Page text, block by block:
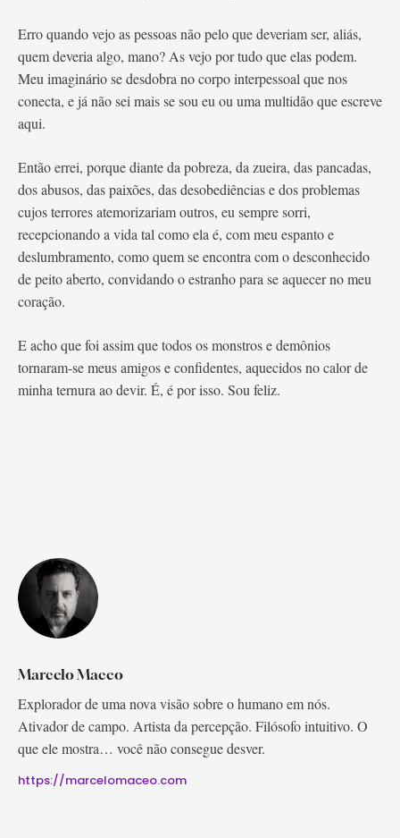
Erro quando vejo as pessoas não pelo que deveriam ser, aliás,
quem deveria algo, mano? As vejo por tudo que elas podem.
Meu imaginário se desdobra no corpo interpessoal que nos
conecta, e já não sei mais se sou eu ou uma multidão que escreve
aqui.
Então errei, porque diante da pobreza, da zueira, das pancadas,
dos abusos, das paixões, das desobediências e dos problemas
cujos terrores atemorizariam outros, eu sempre sorri,
recepcionando a vida tal como ela é, com meu espanto e
deslumbramento, como quem se encontra com o desconhecido
de peito aberto, convidando o estranho para se aquecer no meu
coração.
E acho que foi assim que todos os monstros e demônios
tornaram-se meus amigos e confidentes, aquecidos no calor de
minha ternura ao devir. É, é por isso. Sou feliz.
Marcelo Maceo
Explorador de uma nova visão sobre o humano em nós.
Ativador de campo. Artista da percepção. Filósofo intuitivo. O
que ele mostra… você não consegue desver.
https://marcelomaceo.com